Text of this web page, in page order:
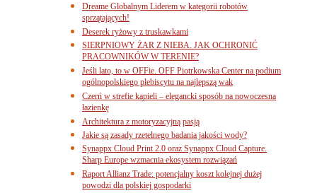
Dreame Globalnym Liderem w kategorii robotów
sprzątających!
Deserek ryżowy z truskawkami
SIERPNIOWY ŻAR Z NIEBA. JAK OCHRONIĆ
PRACOWNIKÓW W TERENIE?
Jeśli lato, to w OFFie. OFF Piotrkowska Center na podium
ogólnopolskiego plebiscytu na najlepszą wak
Czerń w strefie kąpieli – elegancki sposób na nowoczesną
łazienkę
Architektura z motoryzacyjną pasją
Jakie są zasady rzetelnego badania jakości wody?
Synappx Cloud Print 2.0 oraz Synappx Cloud Capture.
Sharp Europe wzmacnia ekosystem rozwiązań
Raport Allianz Trade: potencjalny koszt kolejnej dużej
powodzi dla polskiej gospodarki